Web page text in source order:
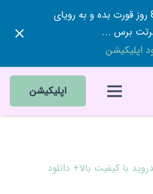
هر زبانی رو در 80 روز قورت بده و به رویای
برس ...
اپلیکیشن
اپلیکیشن
با کیفیت بالا+ دانلود